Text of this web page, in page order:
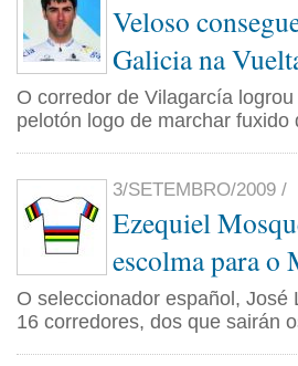
Veloso
Galicia na
O corredor de Vilagarcía
pelotón logo de marchar
3/SETEMBRO/2009 /
Ezequiel
escolma para o
O seleccionador español,
16 corredores, dos que sairán